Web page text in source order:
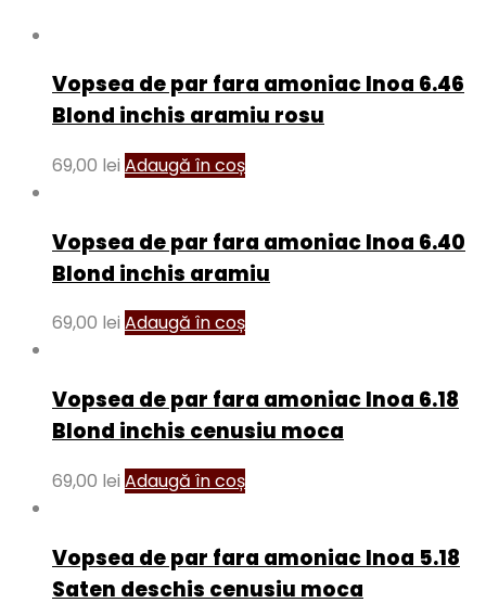
Vopsea de par fara amoniac Inoa 6.46
Blond inchis aramiu rosu
69,00 lei Adaugă în coș
Vopsea de par fara amoniac Inoa 6.40
Blond inchis aramiu
69,00 lei Adaugă în coș
Vopsea de par fara amoniac Inoa 6.18
Blond inchis cenusiu moca
69,00 lei Adaugă în coș
Vopsea de par fara amoniac Inoa 5.18
Saten deschis cenusiu moca